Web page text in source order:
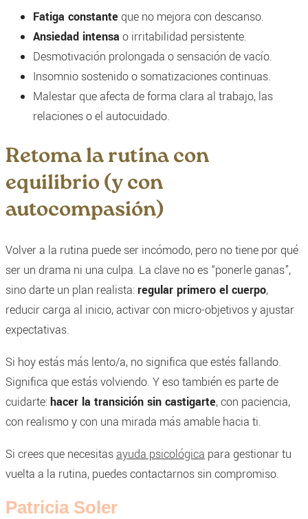
Fatiga constante que no mejora con descanso.
Ansiedad intensa o irritabilidad persistente.
Desmotivación prolongada o sensación de vacío.
Insomnio sostenido o somatizaciones continuas.
Malestar que afecta de forma clara al trabajo, las
relaciones o el autocuidado.
Retoma la rutina con
equilibrio (y con
autocompasión)
Volver a la rutina puede ser incómodo, pero no tiene por qué
ser un drama ni una culpa. La clave no es “ponerle ganas”,
sino darte un plan realista: regular primero el cuerpo,
reducir carga al inicio, activar con micro-objetivos y ajustar
expectativas.
Si hoy estás más lento/a, no significa que estés fallando.
Significa que estás volviendo. Y eso también es parte de
cuidarte: hacer la transición sin castigarte, con paciencia,
con realismo y con una mirada más amable hacia ti.
Si crees que necesitasayuda psicológica para gestionar tu
vuelta a la rutina, puedes contactarnos sin compromiso.
Patricia Soler